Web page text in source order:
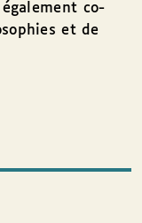
co-
et de